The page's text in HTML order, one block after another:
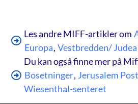
Les andre MIFF-artikler om
Europa, Vestbredden/
Du kan også finne mer på
Bosetninger, Jerusalem Post
Wiesenthal-senteret